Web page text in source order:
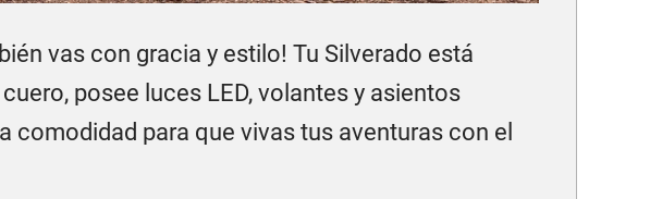
vas con gracia y estilo! Tu Silverado está
posee luces LED, volantes y asientos
comodidad para que vivas tus aventuras con el